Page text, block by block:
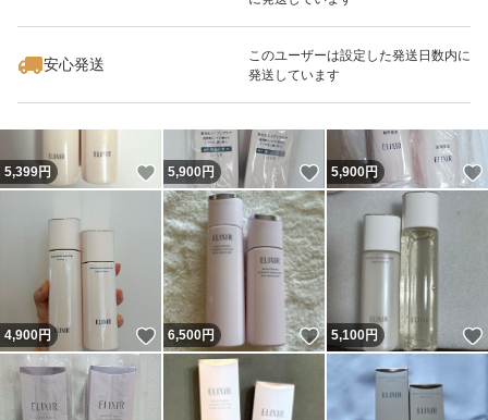
安心発送
このユーザーは設定した発送日数内に
発送しています
いいね！
7,800
5,399円 いいね！
5,900円 いいね！
5,900円
4,900円 いいね！
6,500円 いいね！
5,100円